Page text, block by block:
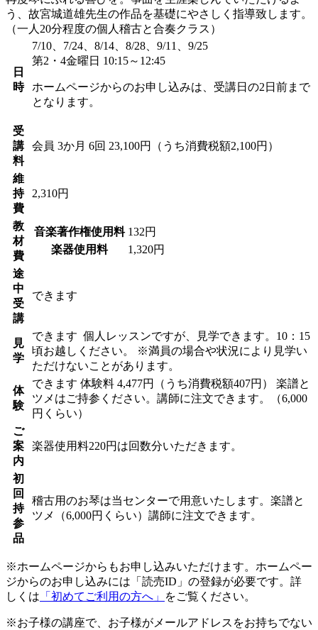
う、故宮城道雄先生の作品を基礎にやさしく指導致します。
（一人20分程度の個人稽古と合奏クラス）
日
時
7/10、7/24、8/14、8/28、9/11、9/25
第2・4金曜日 10:15～12:45
ホームページからのお申し込みは、受講日の2日前まで
となります。
受
講
料
会員 3か月 6回 23,100円（うち消費税額2,100円）
維
持
費
2,310円
教
材
費
音楽著作権使用料 132円
楽器使用料
1,320円
途
中
受
講
できます
見
学
できます 個人レッスンですが、見学できます。10：15
頃お越しください。 ※満員の場合や状況により見学い
ただけないことがあります。
体
験
できます 体験料 4,477円（うち消費税額407円） 楽譜と
ツメはご持参ください。講師に注文できます。（6,000
円くらい）
ご
案
内
楽器使用料220円は回数分いただきます。
初
回
持
参
品
稽古用のお琴は当センターで用意いたします。楽譜と
ツメ（6,000円くらい）講師に注文できます。
※ホームページからもお申し込みいただけます。ホームペー
ジからのお申し込みには「読売ID」の登録が必要です。詳
しくは 「初めてご利用の方へ」 をご覧ください。
※お子様の講座で、お子様がメールアドレスをお持ちでない